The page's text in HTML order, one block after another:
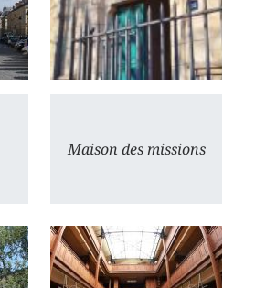
Maison des missions